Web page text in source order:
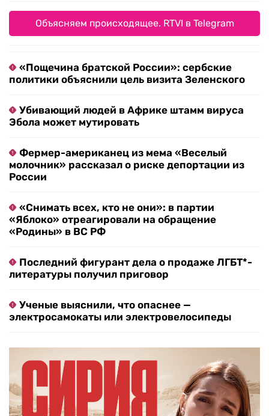
Объясняем происходящее. RTVI в Telegram
«Пощечина братской России»: сербские
политики объяснили цель визита Зеленского
Убивающий людей в Африке штамм вируса
Эбола может мутировать
Фермер-американец из мема «Веселый
молочник» рассказал о риске депортации из
России
«Снимать всех, кто не они»: в партии
«Яблоко» отреагировали на обращение
«Родины» в ВС РФ
Последний фигурант дела о продаже ЛГБТ*-
литературы получил приговор
Ученые выяснили, что опаснее —
электросамокаты или электровелосипеды